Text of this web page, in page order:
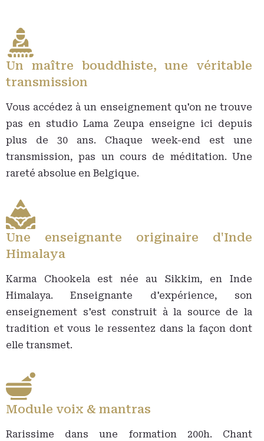
Un maître bouddhiste, une véritable
transmission
Vous accédez à un enseignement qu'on ne trouve
pas en studio Lama Zeupa enseigne ici depuis
plus de 30 ans. Chaque week-end est une
transmission, pas un cours de méditation. Une
rareté absolue en Belgique.
Une enseignante originaire d'Inde
Himalaya
Karma Chookela est née au Sikkim, en Inde
Himalaya. Enseignante d'expérience, son
enseignement s'est construit à la source de la
tradition et vous le ressentez dans la façon dont
elle transmet.
Module voix & mantras
Rarissime dans une formation 200h. Chant